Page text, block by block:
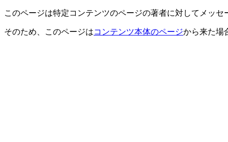
このページは特定コンテンツのページの著者に対してメッ
そのため、このページはコンテンツ本体のページから来た場